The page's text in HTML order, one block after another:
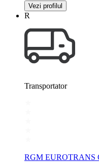
Vezi profilul
R
Transportator
RGM EUROTRANS